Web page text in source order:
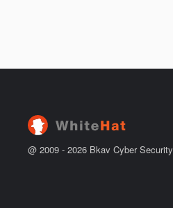
@ 2009 - 2026 Bkav Cyber Security